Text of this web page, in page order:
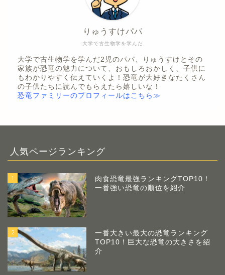
大学で古生物学を学んだ
りゅうすけパパ
大学で古生物学を学んだ2児のパパ、りゅうすけとその
家族が恐竜の魅力について、おもしろおかしく、子供に
もわかりやすく伝えていくよ！恐竜が大好きなたくさん
の子供たちに読んでもらえたら嬉しいな！
恐竜ファミリーのプロフィールはこちら≫
人気ページランキング
1
肉食恐竜最強ランキングTOP10！
一番強い恐竜の順位を紹介
2
一番大きい最大の恐竜ランキング
TOP10！巨大な恐竜の大きさを紹
介